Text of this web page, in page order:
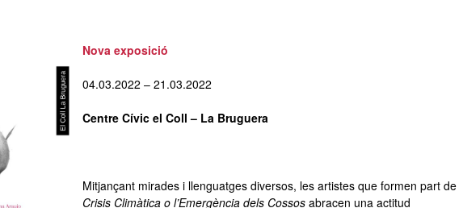
Nova exposició
04.03.2022 – 21.03.2022
Centre Cívic el Coll – La Bruguera
Mitjançant mirades i llenguatges diversos, les artistes que formen part de
Crisis Climàtica o l’Emergència dels Cossos abracen una actitud